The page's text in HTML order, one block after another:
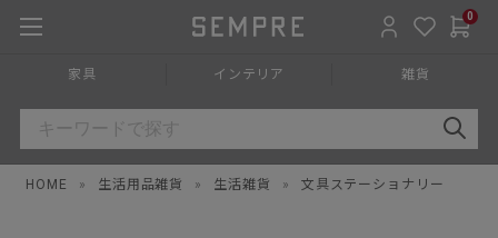
0
家具 インテリア 雑貨
HOME » 生活用品雑貨 » 生活雑貨 » 文具ステーショナリー